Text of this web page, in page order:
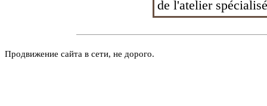
de l'atelier
Продвижение сайта в сети, не дорого.